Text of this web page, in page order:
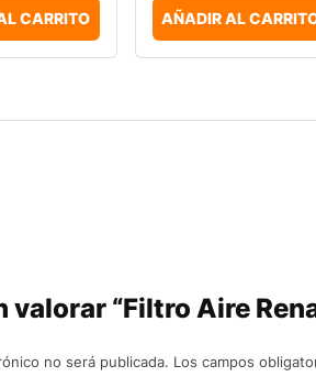
CARRITO AÑADIR AL
valorar “Filtro Aire
no será publicada. Los campos